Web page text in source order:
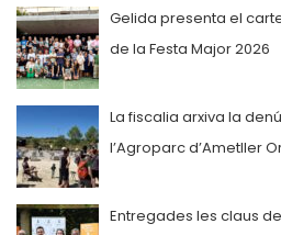
Gelida presenta el
de la Festa Major 2026
La fiscalia arxiva la
l’Agroparc d’Ametller
Entregades les claus